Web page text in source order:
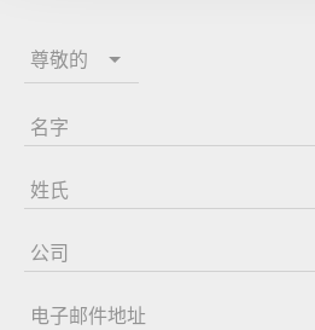
尊敬的
名字
姓氏
公司
电子邮件地址